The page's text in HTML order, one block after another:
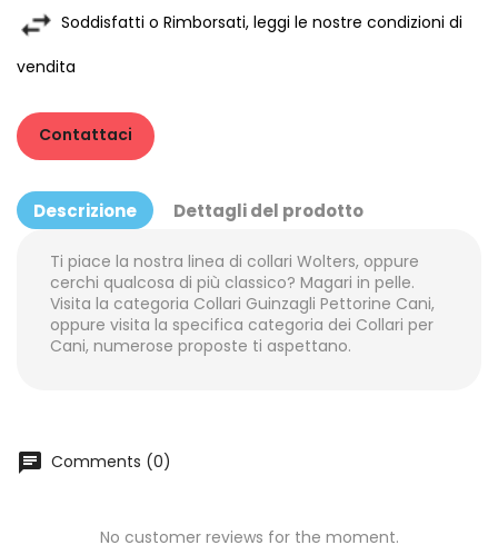
Soddisfatti o Rimborsati, leggi le nostre condizioni di
vendita
Contattaci
Descrizione Dettagli del prodotto
Ti piace la nostra linea di collari Wolters, oppure
cerchi qualcosa di più classico? Magari in pelle.
Visita la categoria Collari Guinzagli Pettorine Cani,
oppure visita la specifica categoria dei Collari per
Cani, numerose proposte ti aspettano.
chat Comments (0)
No customer reviews for the moment.